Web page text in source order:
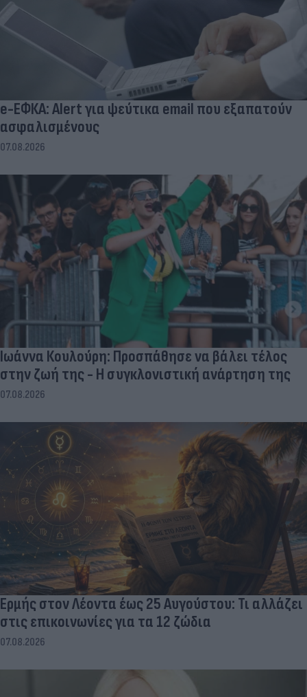
e-ΕΦΚΑ: Alert για ψεύτικα email που εξαπατούν
ασφαλισμένους
07.08.2026
Ιωάννα Κουλούρη: Προσπάθησε να βάλει τέλος
στην ζωή της - Η συγκλονιστική ανάρτηση της
07.08.2026
Ερμής στον Λέοντα έως 25 Αυγούστου: Τι αλλάζει
στις επικοινωνίες για τα 12 ζώδια
07.08.2026